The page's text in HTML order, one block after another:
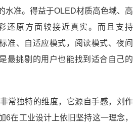
水准。得益于OLED材质高色域、高
还原方面较接近真实。而且支持
准、自适应模式，阅读模式、夜间
最挑剔的用户也能找到适合自己的
常独特的维度，它源自手感，刘作
6在工业设计上依旧坚持这一理念，